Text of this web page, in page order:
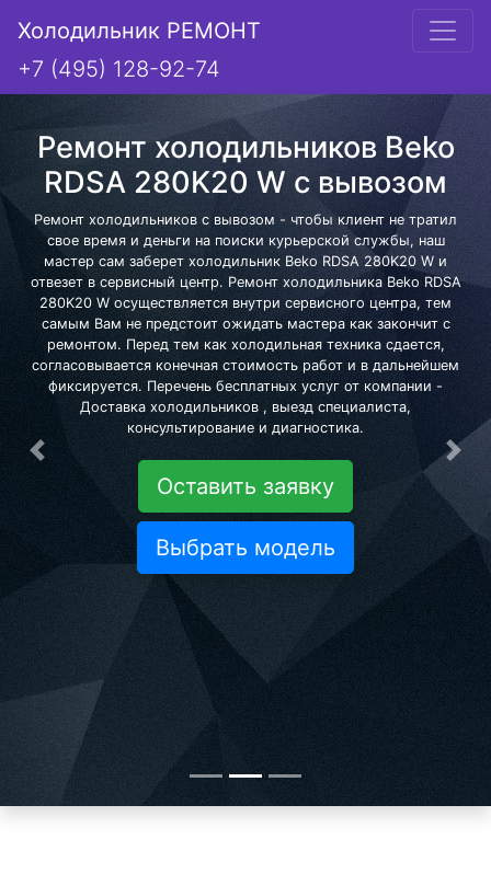
Холодильник РЕМОНТ
+7 (495) 128-92-74
Ремонт холодильников Beko
RDSA 280K20 W с вывозом
Ремонт холодильников с вывозом - чтобы клиент не тратил
свое время и деньги на поиски курьерской службы, наш
мастер сам заберет холодильник Beko RDSA 280K20 W и
отвезет в сервисный центр. Ремонт холодильника Beko RDSA
280K20 W осуществляется внутри сервисного центра, тем
самым Вам не предстоит ожидать мастера как закончит с
ремонтом. Перед тем как холодильная техника сдается,
согласовывается конечная стоимость работ и в дальнейшем
фиксируется. Перечень бесплатных услуг от компании -
Доставка холодильников , выезд специалиста,
консультирование и диагностика.
Оставить заявку
Выбрать модель
Предыдущая